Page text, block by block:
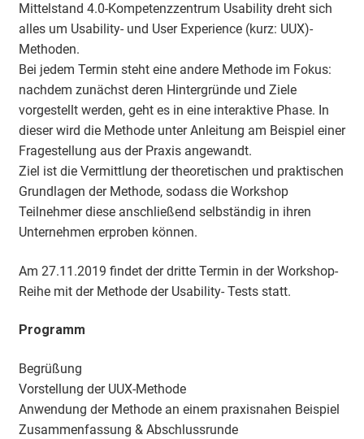
Mittelstand 4.0-Kompetenzzentrum Usability dreht sich
alles um Usability- und User Experience (kurz: UUX)-
Methoden.
Bei jedem Termin steht eine andere Methode im Fokus:
nachdem zunächst deren Hintergründe und Ziele
vorgestellt werden, geht es in eine interaktive Phase. In
dieser wird die Methode unter Anleitung am Beispiel einer
Fragestellung aus der Praxis angewandt.
Ziel ist die Vermittlung der theoretischen und praktischen
Grundlagen der Methode, sodass die Workshop
Teilnehmer diese anschließend selbständig in ihren
Unternehmen erproben können.
Am 27.11.2019 findet der dritte Termin in der Workshop-
Reihe mit der Methode der Usability- Tests statt.
Programm
Begrüßung
Vorstellung der UUX-Methode
Anwendung der Methode an einem praxisnahen Beispiel
Zusammenfassung & Abschlussrunde